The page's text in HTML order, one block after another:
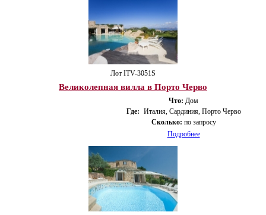
Лот ITV-3051S
Великолепная вилла в Порто Черво
Что: Дом
Где: Италия, Сардиния, Порто Черво
Сколько: по запросу
Подробнее